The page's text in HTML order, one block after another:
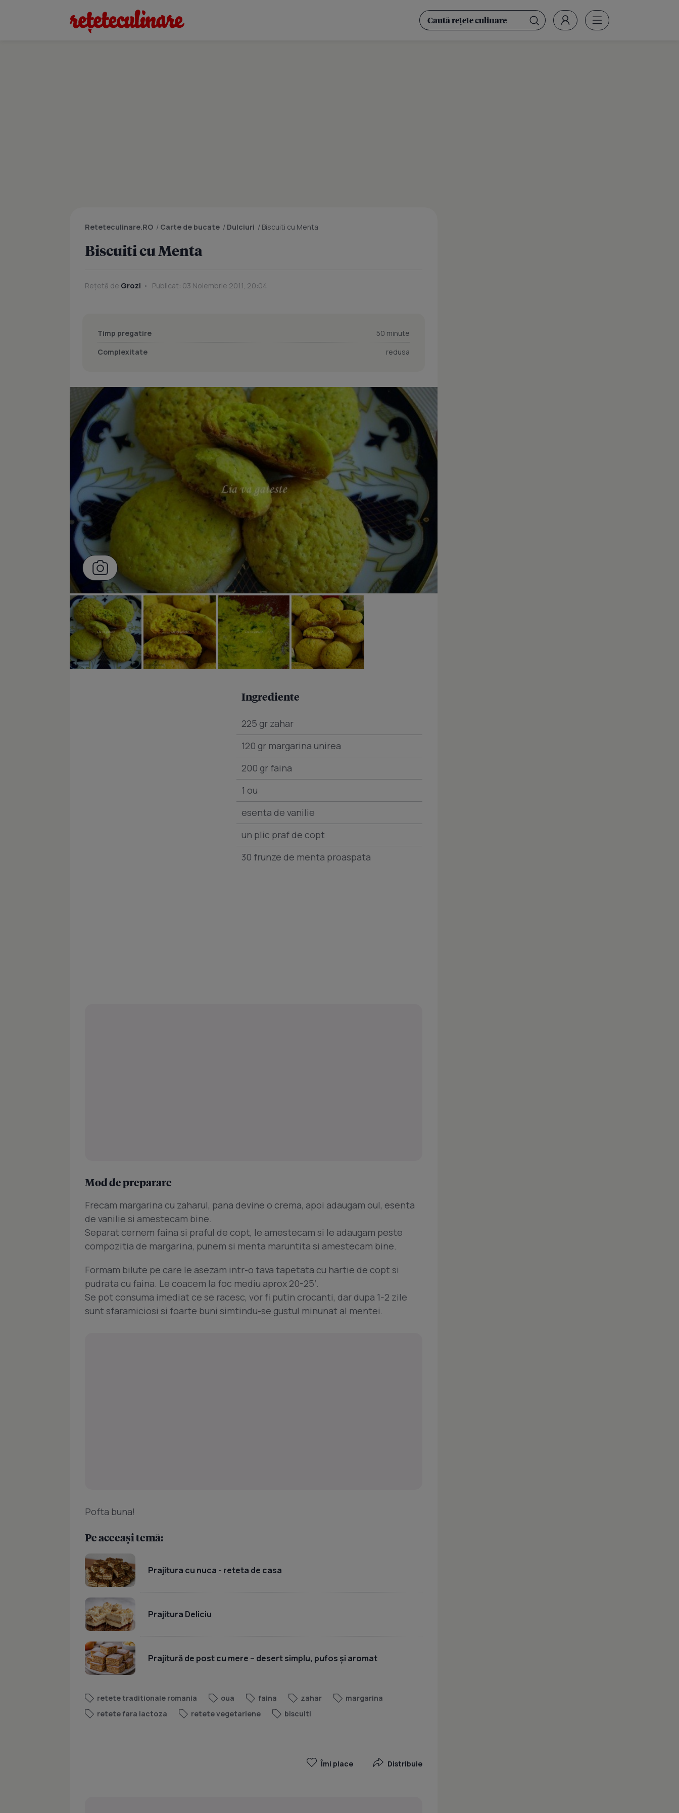
Reteteculinare.RO / Carte de bucate / Dulciuri / Biscuiti cu Menta
Biscuiti cu Menta
Rețetă de Grozi Publicat: 03 Noiembrie 2011, 20:04
Timp pregatire
50 minute
Complexitate
redusa
Ingrediente
225 gr zahar
120 gr margarina unirea
200 gr faina
1 ou
esenta de vanilie
un plic praf de copt
30 frunze de menta proaspata
Mod de preparare
Frecam margarina cu zaharul, pana devine o crema, apoi adaugam oul, esenta
de vanilie si amestecam bine.
Separat cernem faina si praful de copt, le amestecam si le adaugam peste
compozitia de margarina, punem si menta maruntita si amestecam bine.
Formam bilute pe care le asezam intr-o tava tapetata cu hartie de copt si
pudrata cu faina. Le coacem la foc mediu aprox 20-25’.
Se pot consuma imediat ce se racesc, vor fi putin crocanti, dar dupa 1-2 zile
sunt sfaramiciosi si foarte buni simtindu-se gustul minunat al mentei.
Pofta buna!
Pe aceeași temă:
Prajitura cu nuca - reteta de casa
Prajitura Deliciu
Prajitură de post cu mere – desert simplu, pufos și aromat
retete traditionale romania oua faina zahar
margarina
retete fara lactoza
retete vegetariene biscuiti
Îmi place Distribuie